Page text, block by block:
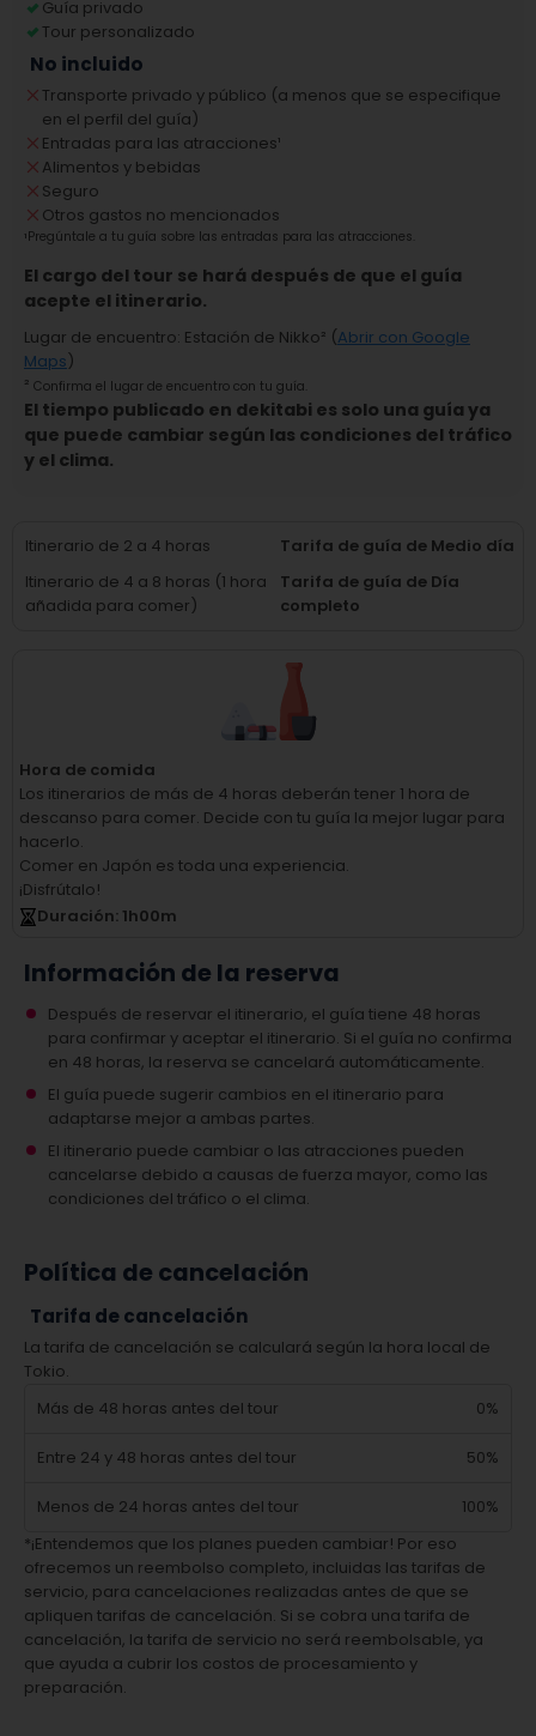
Guía privado
Tour personalizado
No incluido
Transporte privado y público (a menos que se especifique
en el perfil del guía)
Entradas para las atracciones¹
Alimentos y bebidas
Seguro
Otros gastos no mencionados
¹Pregúntale a tu guía sobre las entradas para las atracciones.
El cargo del tour se hará después de que el guía
acepte el itinerario.
Lugar de encuentro: Estación de Nikko² (Abrir con Google
Maps)
² Confirma el lugar de encuentro con tu guía.
El tiempo publicado en dekitabi es solo una guía ya
que puede cambiar según las condiciones del tráfico
y el clima.
Itinerario de 2 a 4 horas
Tarifa de guía de Medio día
Itinerario de 4 a 8 horas (1 hora
añadida para comer)
Tarifa de guía de Día
completo
Hora de comida
Los itinerarios de más de 4 horas deberán tener 1 hora de
descanso para comer. Decide con tu guía la mejor lugar para
hacerlo.
Comer en Japón es toda una experiencia.
¡Disfrútalo!
Duración: 1h00m
Información de la reserva
Después de reservar el itinerario, el guía tiene 48 horas
para confirmar y aceptar el itinerario. Si el guía no confirma
en 48 horas, la reserva se cancelará automáticamente.
El guía puede sugerir cambios en el itinerario para
adaptarse mejor a ambas partes.
El itinerario puede cambiar o las atracciones pueden
cancelarse debido a causas de fuerza mayor, como las
condiciones del tráfico o el clima.
Política de cancelación
Tarifa de cancelación
La tarifa de cancelación se calculará según la hora local de
Tokio.
Más de 48 horas antes del tour
0%
Entre 24 y 48 horas antes del tour 50%
Menos de 24 horas antes del tour
100%
*¡Entendemos que los planes pueden cambiar! Por eso
ofrecemos un reembolso completo, incluidas las tarifas de
servicio, para cancelaciones realizadas antes de que se
apliquen tarifas de cancelación. Si se cobra una tarifa de
cancelación, la tarifa de servicio no será reembolsable, ya
que ayuda a cubrir los costos de procesamiento y
preparación.